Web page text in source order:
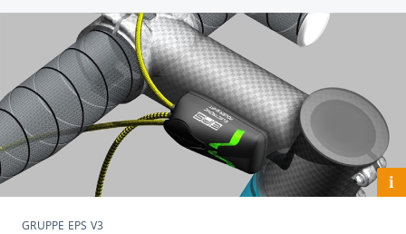
i
GRUPPE EPS V3